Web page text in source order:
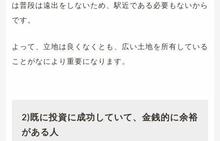
は普段は遠出をしないため、駅近である必要もないから
です。
よって、立地は良くなくとも、広い土地を所有している
ことがなにより重要になります。
2)既に投資に成功していて、金銭的に余裕
がある人